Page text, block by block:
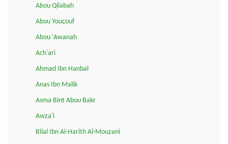
Abou Qilabah
Abou Youçouf
Abou ‘Awanah
Ach'ari
Ahmad Ibn Hanbal
Anas Ibn Malik
Asma Bint Abou Bakr
Awza'i
Bilal Ibn Al-Harith Al-Mouzani